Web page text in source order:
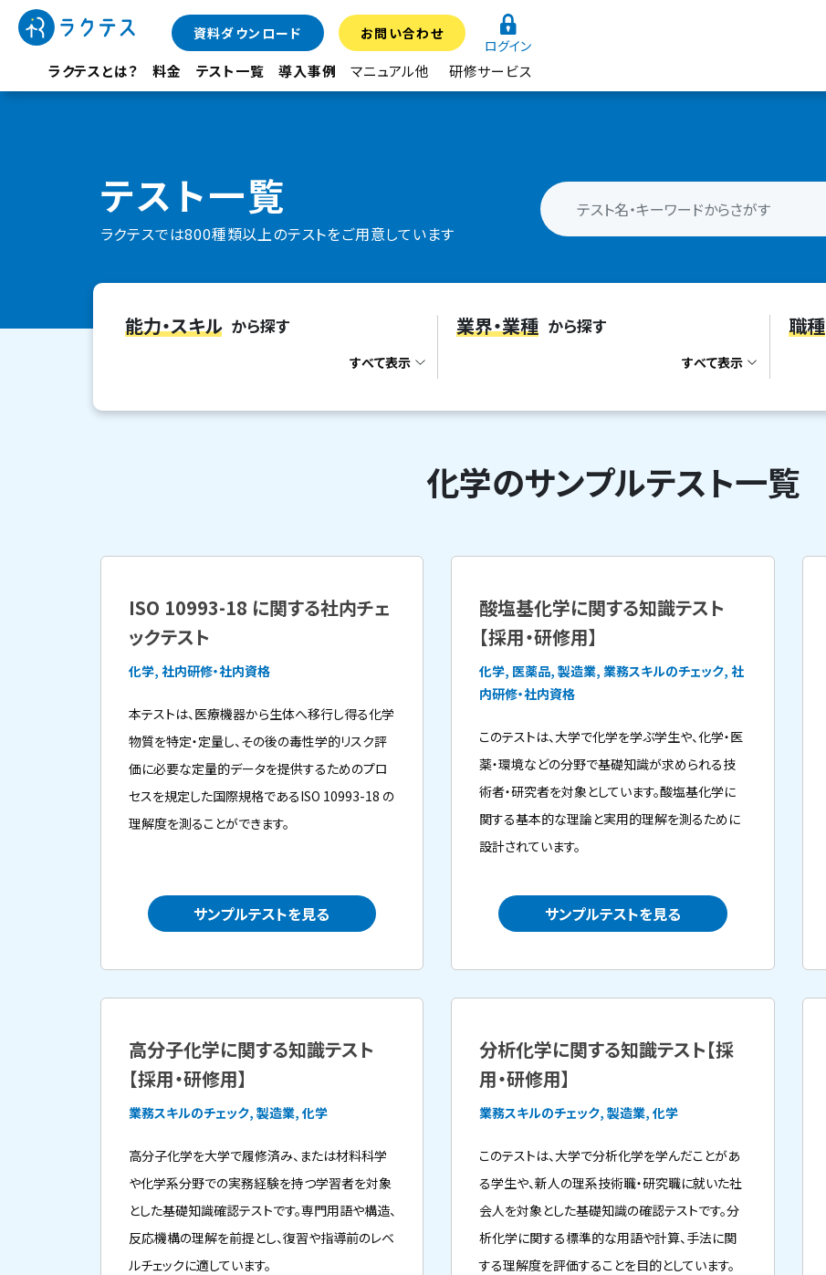
ラクテスとは？ 料金 テスト一覧 導入事例 マニュアル他 研修サービス
資料ダウンロード お問い合わせ
ログイン
テスト一覧
ラクテスでは800種類以上のテストをご用意しています
能力・スキル から探す
すべて表示
業界・業種 から探す
すべて表示
職種
化学のサンプルテスト一覧
ISO 10993-18 に関する社内チェ
ックテスト
化学, 社内研修・社内資格
本テストは、医療機器から生体へ移行し得る化学
物質を特定・定量し、その後の毒性学的リスク評
価に必要な定量的データを提供するためのプロ
セスを規定した国際規格であるISO 10993-18 の
理解度を測ることができます。
サンプルテストを見る
酸塩基化学に関する知識テスト
【採用・研修用】
化学, 医薬品, 製造業, 業務スキルのチェック, 社
内研修・社内資格
このテストは、大学で化学を学ぶ学生や、化学・医
薬・環境などの分野で基礎知識が求められる技
術者・研究者を対象としています。酸塩基化学に
関する基本的な理論と実用的理解を測るために
設計されています。
サンプルテストを見る
高分子化学に関する知識テスト
【採用・研修用】
業務スキルのチェック, 製造業, 化学
高分子化学を大学で履修済み、または材料科学
や化学系分野での実務経験を持つ学習者を対象
とした基礎知識確認テストです。専門用語や構造、
反応機構の理解を前提とし、復習や指導前のレベ
ルチェックに適しています。
分析化学に関する知識テスト【採
用・研修用】
業務スキルのチェック, 製造業, 化学
このテストは、大学で分析化学を学んだことがあ
る学生や、新人の理系技術職・研究職に就いた社
会人を対象とした基礎知識の確認テストです。分
析化学に関する標準的な用語や計算、手法に関
する理解度を評価することを目的としています。